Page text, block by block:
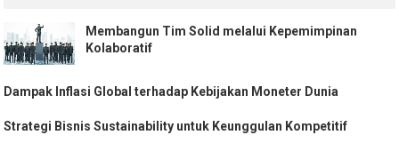
Membangun Tim Solid melalui Kepemimpinan
Kolaboratif
Dampak Inflasi Global terhadap Kebijakan Moneter Dunia
Strategi Bisnis Sustainability untuk Keunggulan Kompetitif